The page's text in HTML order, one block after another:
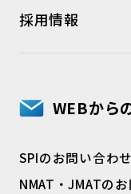
採用情報
WEBから
SPIのお問い合わ
NMAT・JMATの